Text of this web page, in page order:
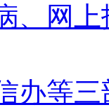
、网
办等